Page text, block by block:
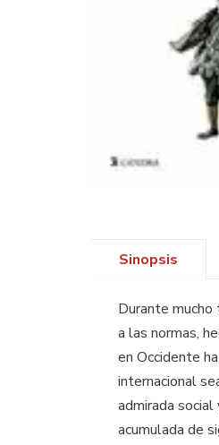
Sinopsis
Durante
a las normas,
en Occidente
internacional
admirada
acumulada de